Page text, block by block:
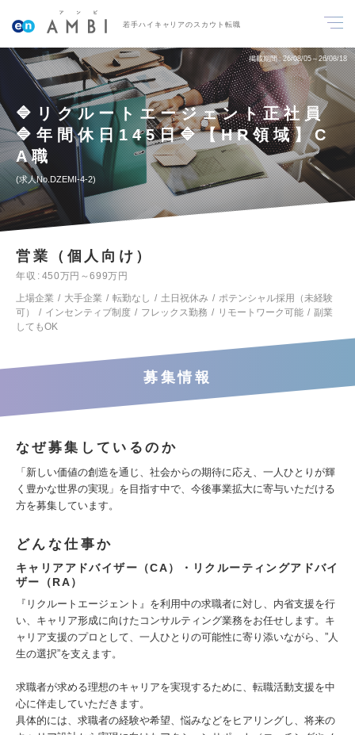
若手ハイキャリアのスカウト転職
掲載期間 26/08/05～26/08/18
🔷リクルートエージェント正社員
🔷年間休日145日🔷【HR領域】C
A職
求人No.DZEMI-4-2
営業（個人向け）
年収
450万円～699万円
上場企業
大手企業 転勤なし 土日祝休み
ポテンシャル採用（未経験
可）
インセンティブ制度 フレックス勤務 リモートワーク可能
副業
してもOK
募集情報
なぜ募集しているのか
「新しい価値の創造を通じ、社会からの期待に応え、一人ひとりが輝
く豊かな世界の実現」を目指す中で、今後事業拡大に寄与いただける
方を募集しています。
どんな仕事か
キャリアアドバイザー（CA）・リクルーティングアドバイ
ザー（RA）
『リクルートエージェント』を利用中の求職者に対し、内省支援を行
い、キャリア形成に向けたコンサルティング業務をお任せします。キ
ャリア支援のプロとして、一人ひとりの可能性に寄り添いながら、”人
生の選択”を支えます。
求職者が求める理想のキャリアを実現するために、転職活動支援を中
心に伴走していただきます。
具体的には、求職者の経験や希望、悩みなどをヒアリングし、将来の